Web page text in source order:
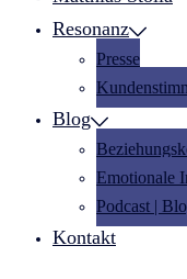
Resonanz
Presse
Blog
Emotionale
Podcast |
Kontakt